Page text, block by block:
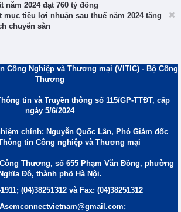
năm 2024 đạt 760 tỷ đồng
mục tiêu lợi nhuận sau thuế năm 2024 tăng
chuyển sàn
Công Nghiệp và Thương mại (VITIC) - Bộ Công
Thương
tin và Truyền thông số 115/GP-TTĐT, cấp
ngày 5/6/2024
chính: Nguyễn Quốc Lân, Phó Giám đốc
tin Công nghiệp và Thương mại
Thương, số 655 Phạm Văn Đồng, phường
Nghĩa Đô, thành phố Hà Nội.
(04)38251312 và Fax: (04)38251312